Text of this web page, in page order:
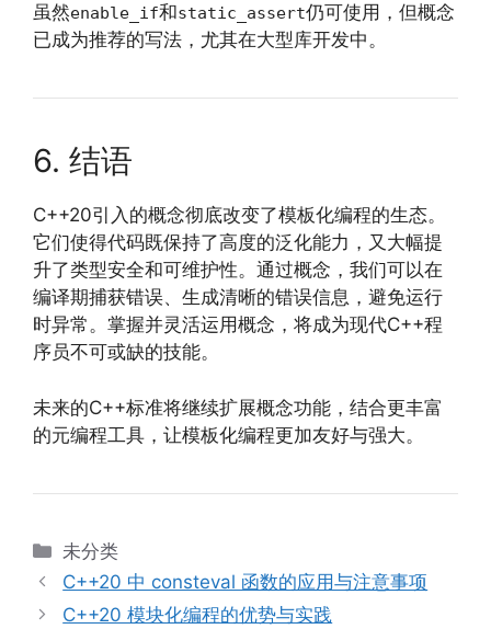
虽然enable_if和static_assert仍可使用，但概念
已成为推荐的写法，尤其在大型库开发中。
6. 结语
C++20引入的概念彻底改变了模板化编程的生态。
它们使得代码既保持了高度的泛化能力，又大幅提
升了类型安全和可维护性。通过概念，我们可以在
编译期捕获错误、生成清晰的错误信息，避免运行
时异常。掌握并灵活运用概念，将成为现代C++程
序员不可或缺的技能。
未来的C++标准将继续扩展概念功能，结合更丰富
的元编程工具，让模板化编程更加友好与强大。
分
类
未分类
C++20 中 consteval 函数的应用与注意事项
C++20 模块化编程的优势与实践